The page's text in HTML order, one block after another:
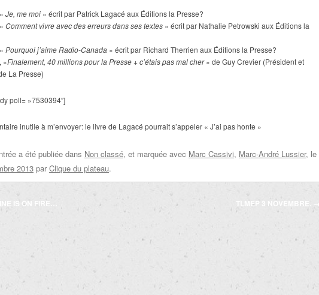
Je, me moi » écrit par Patrick Lagacé aux Éditions la Presse?
Comment vivre avec des erreurs dans ses textes » écrit par Nathalie Petrowski aux Éditions la
Pourquoi j’aime Radio-Canada » écrit par Richard Therrien aux Éditions la Presse?
«Finalement, 40 millions pour la Presse + c’étais pas mal cher» de Guy Crevier (Président et
La Presse)
poll= »7530394″]
inutile à m’envoyer: le livre de Lagacé pourrait s’appeler « J’ai pas honte »
a été publiée dans Non classé, et marquée avec Marc Cassivi, Marc-André Lussier, le
2013 par Clique du plateau.
IS ON FIRE… TLMEP 3 NOVEMBRE. →